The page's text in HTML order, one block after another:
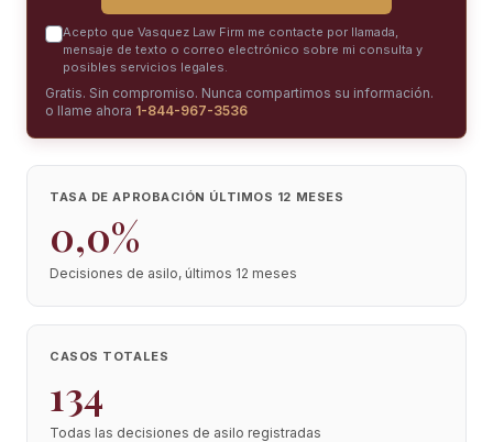
Acepto que Vasquez Law Firm me contacte por llamada,
mensaje de texto o correo electrónico sobre mi consulta y
posibles servicios legales.
Gratis. Sin compromiso. Nunca compartimos su información.
o llame ahora 1-844-967-3536
TASA DE APROBACIÓN ÚLTIMOS 12 MESES
0,0%
Decisiones de asilo, últimos 12 meses
CASOS TOTALES
134
Todas las decisiones de asilo registradas